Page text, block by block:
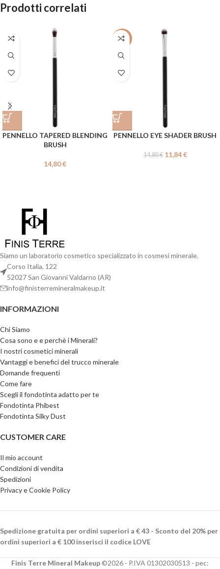
Prodotti correlati
PENNELLO TAPERED BLENDING
BRUSH
14,80€
-20%
PENNELLO EYE SHADER BRUSH
14,80€ 11,84€
Siamo un laboratorio cosmetico specializzato in cosmesi minerale.
Corso Italia, 122
52027 San Giovanni Valdarno (AR)
info@finisterremineralmakeup.it
INFORMAZIONI
Chi Siamo
Cosa sono e e perchè i Minerali?
I nostri cosmetici minerali
Vantaggi e benefici del trucco minerale
Domande frequenti
Come fare
Scegli il fondotinta adatto per te
Fondotinta Phibest
Fondotinta Silky Dust
CUSTOMER CARE
Il mio account
Condizioni di vendita
Spedizioni
Privacy e Cookie Policy
Spedizione gratuita per ordini superiori a € 43 - Sconto del 20% per
ordini superiori a € 100 inserisci il codice LOVE
Finis Terre Mineral Makeup ©2026 - P.IVA 01302030513 - pec: